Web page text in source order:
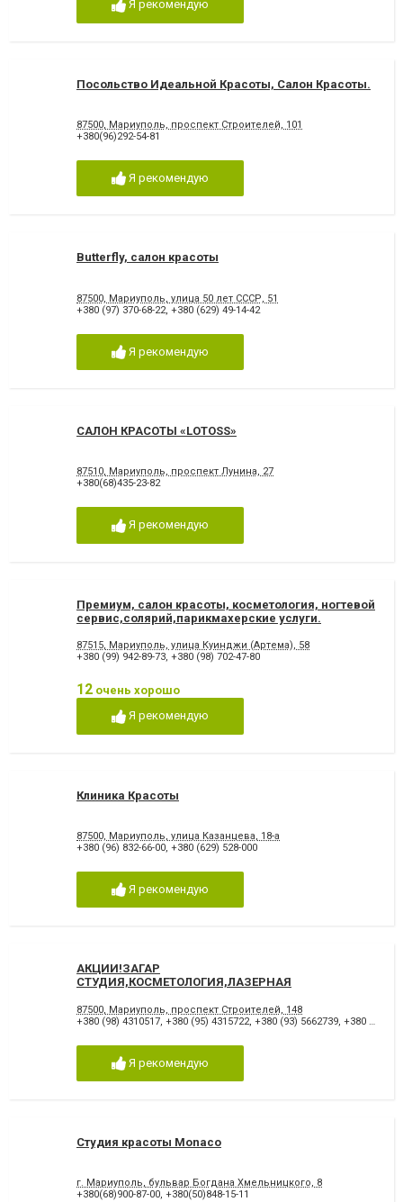
Я рекомендую
Посольство Идеальной Красоты, Салон Красоты.
87500, Мариуполь, проспект Строителей, 101
+380(96)292-54-81
Я рекомендую
Butterfly, салон красоты
87500, Мариуполь, улица 50 лет СССР, 51
+380 (97) 370-68-22, +380 (629) 49-14-42
Я рекомендую
САЛОН КРАСОТЫ «LOTOSS»
87510, Мариуполь, проспект Лунина, 27
+380(68)435-23-82
Я рекомендую
Премиум, салон красоты, косметология, ногтевой
сервис,солярий,парикмахерские услуги.
87515, Мариуполь, улица Куинджи (Артема), 58
+380 (99) 942-89-73, +380 (98) 702-47-80
12 очень хорошо
Я рекомендую
Клиника Красоты
87500, Мариуполь, улица Казанцева, 18-а
+380 (96) 832-66-00, +380 (629) 528-000
Я рекомендую
АКЦИИ!ЗАГАР
СТУДИЯ,КОСМЕТОЛОГИЯ,ЛАЗЕРНАЯ
СТУДИЯ,COLOR BAR by PERSONA
87500, Мариуполь, проспект Строителей, 148
+380 (98) 4310517, +380 (95) 4315722, +380 (93) 5662739, +380 (629) 534124
Я рекомендую
Студия красоты Monaco
г. Мариуполь, бульвар Богдана Хмельницкого, 8
+380(68)900-87-00, +380(50)848-15-11